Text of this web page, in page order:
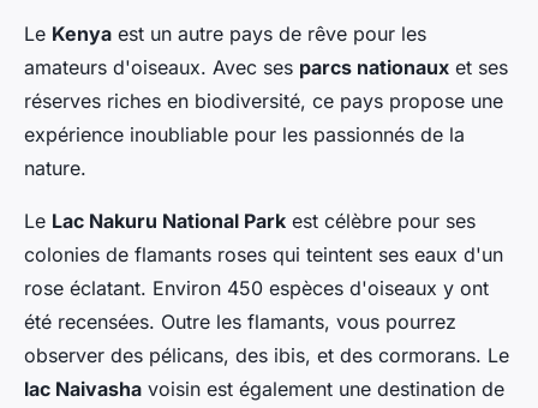
Le Kenya est un autre pays de rêve pour les
amateurs d'oiseaux. Avec ses parcs nationaux et ses
réserves riches en biodiversité, ce pays propose une
expérience inoubliable pour les passionnés de la
nature.
Le Lac Nakuru National Park est célèbre pour ses
colonies de flamants roses qui teintent ses eaux d'un
rose éclatant. Environ 450 espèces d'oiseaux y ont
été recensées. Outre les flamants, vous pourrez
observer des pélicans, des ibis, et des cormorans. Le
lac Naivasha voisin est également une destination de